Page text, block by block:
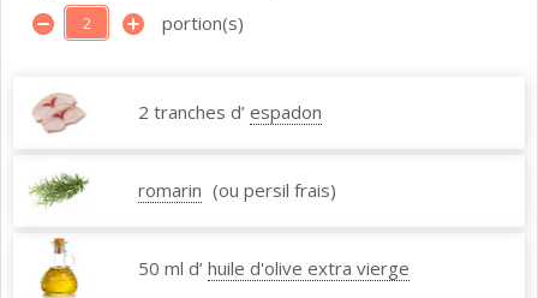
portion(s)
2 tranches d’ espadon
romarin (ou persil frais)
50 ml d’ huile d'olive extra vierge